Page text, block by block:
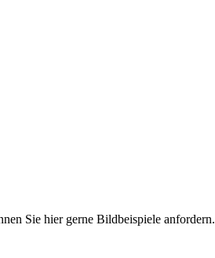
Sie hier gerne Bildbeispiele anfordern.